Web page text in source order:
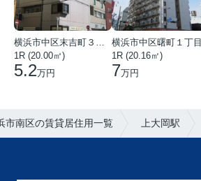
横浜市中区末吉町３丁目
1R (20.00㎡)
5.2万円
横浜市中区曙町１丁目
1R (20.16㎡)
7万円
市南区の賃貸居住用一覧 上大岡駅